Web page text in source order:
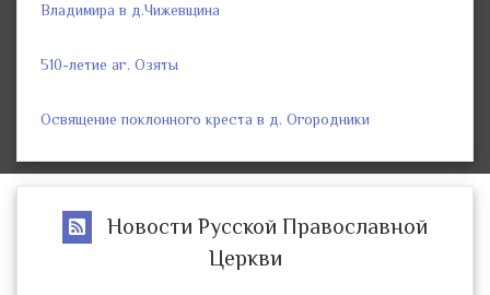
Владимира в д.Чижевщина
510-летие аг. Озяты
Освящение поклонного креста в д. Огородники
Новости Русской Православной
Церкви